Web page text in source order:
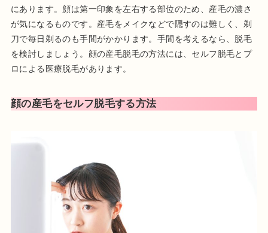
にあります。顔は第一印象を左右する部位のため、産毛の濃さ
が気になるものです。産毛をメイクなどで隠すのは難しく、剃
刀で毎日剃るのも手間がかかります。手間を考えるなら、脱毛
を検討しましょう。顔の産毛脱毛の方法には、セルフ脱毛とプ
ロによる医療脱毛があります。
顔の産毛をセルフ脱毛する方法